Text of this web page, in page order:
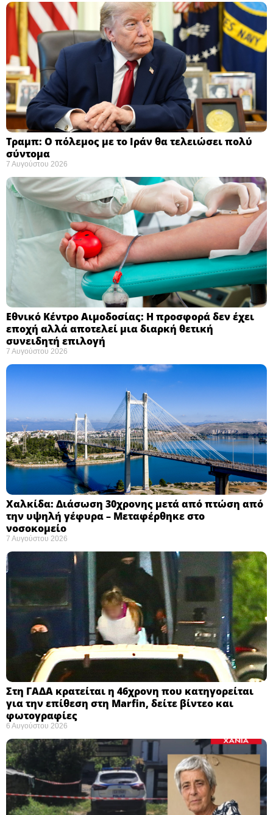
Τραμπ: Ο πόλεμος με το Ιράν θα τελειώσει πολύ
σύντομα ​
7 Αυγούστου 2026
Εθνικό Κέντρο Αιμοδοσίας: H προσφορά δεν έχει
εποχή αλλά αποτελεί μια διαρκή θετική
συνειδητή επιλογή ​
7 Αυγούστου 2026
Χαλκίδα: Διάσωση 30χρονης μετά από πτώση από
την υψηλή γέφυρα – Μεταφέρθηκε στο
νοσοκομείο ​
7 Αυγούστου 2026
Στη ΓΑΔΑ κρατείται η 46χρονη που κατηγορείται
για την επίθεση στη Marfin, δείτε βίντεο και
φωτογραφίες
6 Αυγούστου 2026